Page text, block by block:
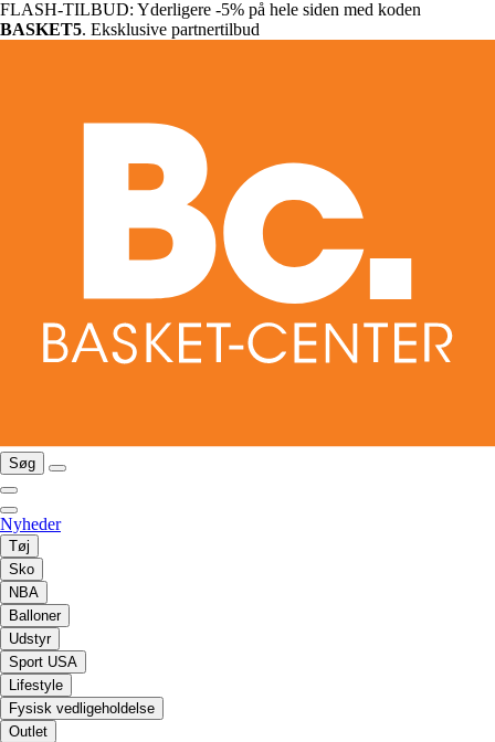
FLASH-TILBUD: Yderligere -5% på hele siden med koden
BASKET5. Eksklusive partnertilbud
Søg
Nyheder
Tøj
Sko
NBA
Balloner
Udstyr
Sport USA
Lifestyle
Fysisk vedligeholdelse
Outlet